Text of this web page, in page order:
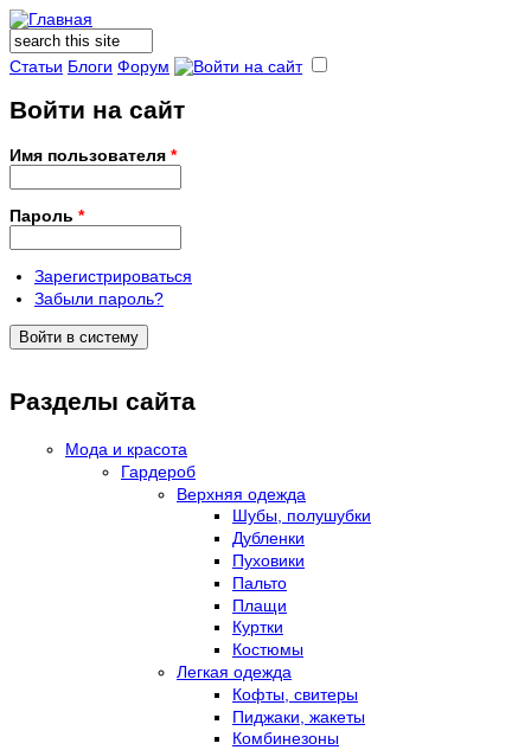
Форма поиска
Поиск
Статьи Блоги Форум
Войти на сайт
Имя пользователя *
Пароль *
Зарегистрироваться
Забыли пароль?
Разделы сайта
Мода и красота
Гардероб
Верхняя одежда
Шубы, полушубки
Дубленки
Пуховики
Пальто
Плащи
Куртки
Костюмы
Легкая одежда
Кофты, свитеры
Пиджаки, жакеты
Комбинезоны